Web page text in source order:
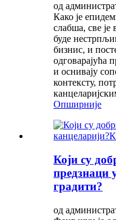
од
Како је
слабша, све је
буде
бизнис, и
одговарајућа
и оснивају
контексту,
Опширније
Који су
предзнаци
градити?
од